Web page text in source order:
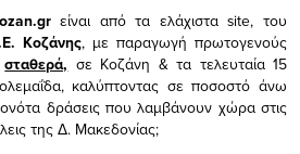
είναι από τα ελάχισταsite, του
Κοζάνης, με παραγωγή πρωτογενούς
σταθερά, σε Κοζάνη & τα τελευταία 15
καλύπτοντας σε ποσοστό άνω
δράσεις που λαμβάνουν χώρα στις
της Δ. Μακεδονίας;